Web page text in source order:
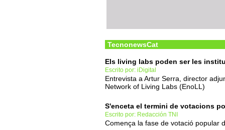
TecnonewsCat
Els living labs poden ser les
Escrito por: iDigital
Entrevista a Artur Serra, director
Network of Living Labs (EnoLL)
S'enceta el termini de votacions
Escrito por: Redacción TNI
Comença la fase de votació popular